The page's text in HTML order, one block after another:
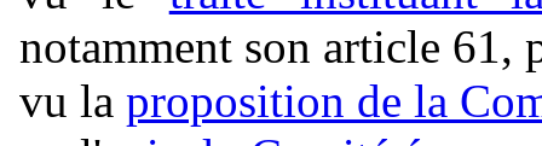
notamment son article 61,
vu la proposition de la